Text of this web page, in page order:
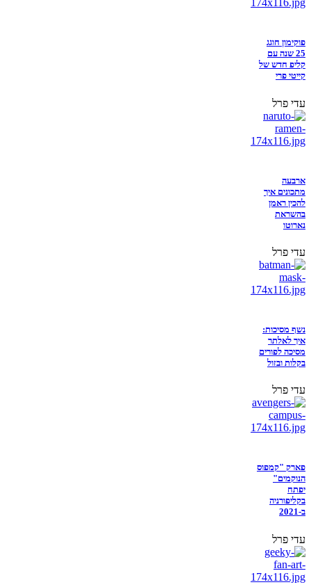
פוקימון חוגג
25 שנה עם
קליפ חדש של
קייטי פרי
עדי פרל
ארבעה
מתכונים איך
להכין ראמן
בהשראת
נארוטו
עדי פרל
נשף מסיכות:
איך לאלתר
מסיכה לפורים
בקלות ובזול
עדי פרל
פארק "קמפוס
הנוקמים"
יפתח
בקליפורניה
ב-2021
עדי פרל